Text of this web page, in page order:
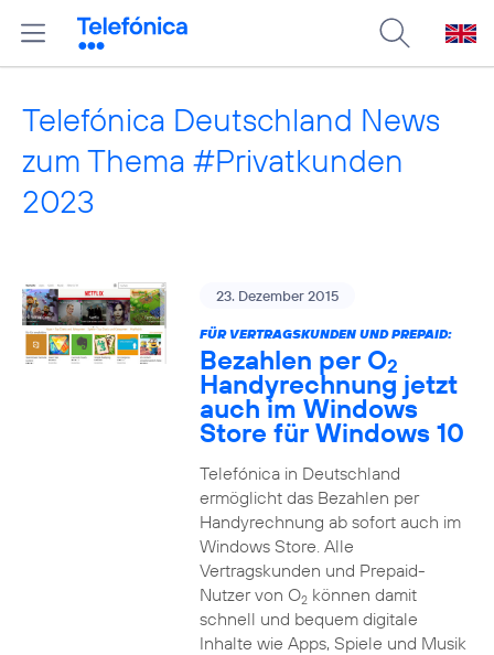
Telefónica Deutschland News
zum Thema #Privatkunden
2023
23. Dezember 2015
FÜR VERTRAGSKUNDEN UND PREPAID:
Bezahlen per O2
Handyrechnung jetzt
auch im Windows
Store für Windows 10
Telefónica in Deutschland
ermöglicht das Bezahlen per
Handyrechnung ab sofort auch im
Windows Store. Alle
Vertragskunden und Prepaid-
Nutzer von O2können damit
schnell und bequem digitale
Inhalte wie Apps, Spiele und Musik